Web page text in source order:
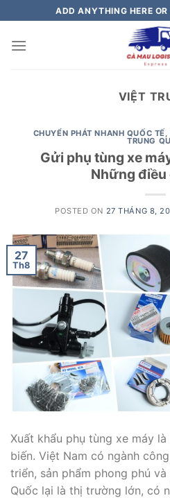
to
content
ADD ANYTHING HERE
VIỆT
CHUYỂN PHÁT NHANH QUỐC TẾ,
TRUNG
Gửi phụ tùng xe
Những điều
POSTED ON 27 THÁNG 8,
27
Th8
Xuất khẩu phụ tùng xe máy
biến. Việt Nam có ngành
triển, sản phẩm phong phú
Quốc lại là thị trường lớn, có